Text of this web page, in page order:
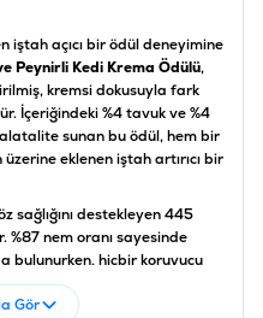
iştah açıcı bir ödül deneyimine
Peynirli Kedi Krema Ödülü,
kremsi dokusuyla fark
İçeriğindeki %4 tavuk ve %4
sunan bu ödül, hem bir
eklenen iştah artırıcı bir
sağlığını destekleyen 445
nem oranı sayesinde
bulunurken, hiçbir koruyucu
bir beslenme sunar.
, düşük kalori içeriği (57
Gör